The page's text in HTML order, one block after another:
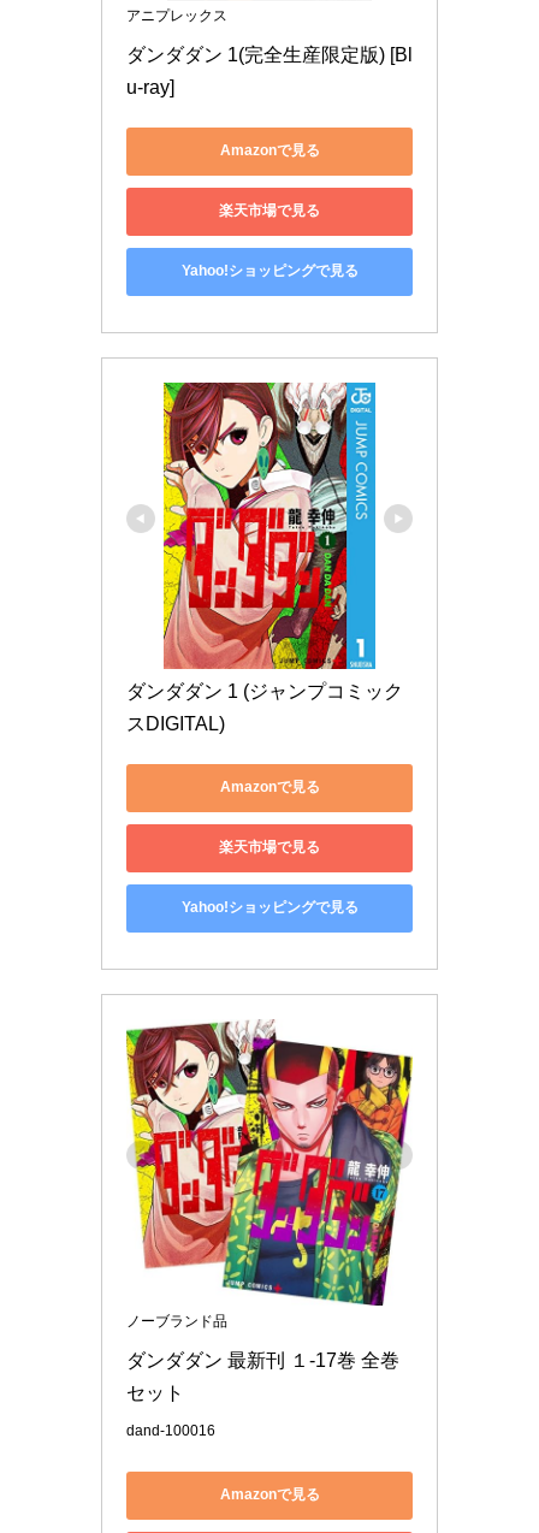
アニプレックス
ダンダダン 1(完全生産限定版) [Bl
u-ray]
Amazonで見る
楽天市場で見る
Yahoo!ショッピングで見る
ダンダダン 1 (ジャンプコミック
スDIGITAL)
Amazonで見る
楽天市場で見る
Yahoo!ショッピングで見る
ノーブランド品
ダンダダン 最新刊 １-17巻 全巻
セット
dand-100016
Amazonで見る